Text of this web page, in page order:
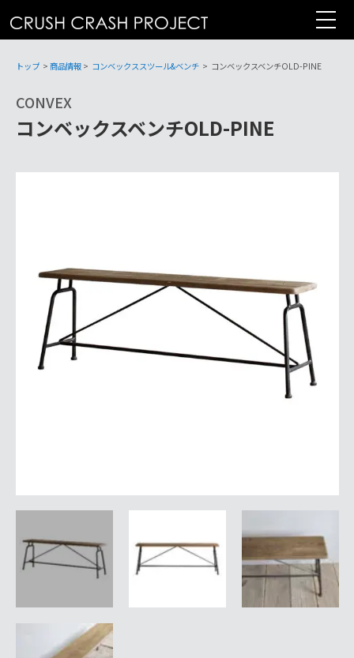
テ
トップ > 商品情報> コンベックススツール&ベンチ > コンベックスベンチOLD-PINE
CONVEX
コンベックスベンチOLD-PINE